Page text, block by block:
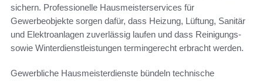
sichern. Professionelle Hausmeisterservices für
Gewerbeobjekte sorgen dafür, dass Heizung, Lüftung, Sanitär
und Elektroanlagen zuverlässig laufen und dass Reinigungs-
sowie Winterdienstleistungen termingerecht erbracht werden.
Gewerbliche Hausmeisterdienste bündeln technische